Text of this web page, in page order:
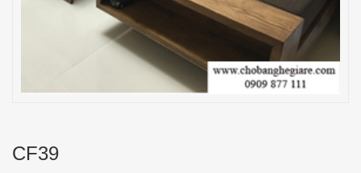
CF39